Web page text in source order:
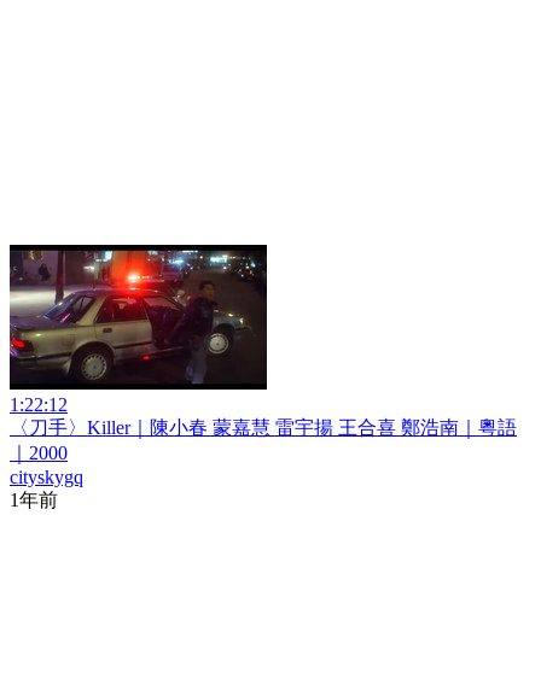
1:22:12
〈刀手〉Killer｜陳小春 蒙嘉慧 雷宇揚 王合喜 鄭浩南｜粵語
｜2000
cityskygq
1年前